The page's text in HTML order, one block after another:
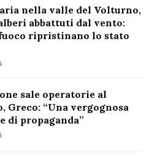
nella valle del Volturno,
abbattuti dal vento:
ripristinano lo stato
sale operatorie al
Greco: “Una vergognosa
di propaganda”